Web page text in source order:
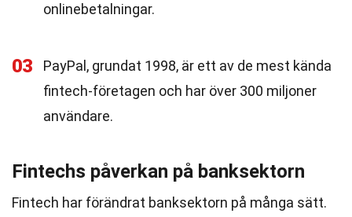
onlinebetalningar.
03
PayPal, grundat 1998, är ett av de mest kända
fintech-företagen och har över 300 miljoner
användare.
Fintechs påverkan på banksektorn
Fintech har förändrat banksektorn på många sätt.